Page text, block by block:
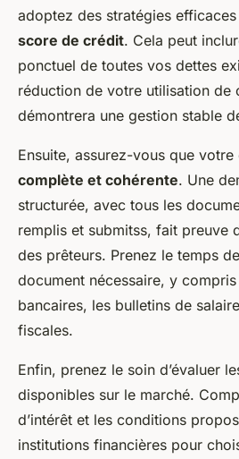
adoptez des stratégies
score de crédit. Cela peut
ponctuel de toutes vos dettes
réduction de votre utilisation de
démontrera une gestion stable
Ensuite, assurez-vous que votre
complète et cohérente. Une
structurée, avec tous les
remplis et submitss, fait preuve
des prêteurs. Prenez le temps
document nécessaire, y
bancaires, les bulletins de
fiscales.
Enfin, prenez le soin d’évaluer
disponibles sur le marché.
d’intérêt et les conditions
institutions financières pour